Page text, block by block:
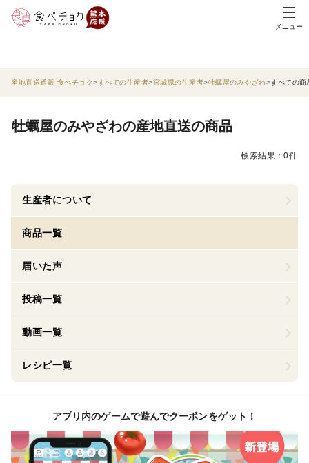
メニュー
産地直送通販 食べチョク すべての生産者 宮城県の生産者 牡蠣屋のみやざわ すべての商
牡蠣屋のみやざわの産地直送の商品
検索結果：0件
生産者について
商品一覧
届いた声
投稿一覧
動画一覧
レシピ一覧
アプリ内のゲームで遊んでクーポンをゲット！